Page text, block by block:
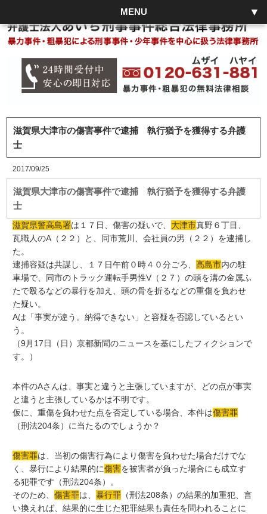
MENU
滋賀県大津市の傷害事件で逮捕 執行猶予を獲得する弁護
士
2017/09/25
滋賀県大津市の傷害事件で逮捕 執行猶予を獲得する弁護
士
滋賀県警高島署は１７日、傷害の疑いで、 大津市真野６丁目、
瓦職人のA（２２）と、同市荒川、会社員の男（２２）を逮捕し
た。
逮捕容疑は共謀し、１７日午前０時４０分ごろ、高島市内の駐
車場で、同市のトラック運転手男性V（２７）の頭を溝の金属ふ
たで殴るなどの暴行を加え、頭の骨を折るなどの重傷を負わせ
た疑い。
Aは「事実が違う。納得できない」と容疑を否認しているとい
う。
（9月17日（日）京都新聞のニュースを基にしたフィクションで
す。）
本件のAさんは、事実と違うと主張していますが、どの点が事実
と違うと主張しているかは不明です。
仮に、重傷を負わせた点を否定している場合、本件は傷害罪
（刑法204条）に当たるのでしょうか？
傷害罪は、当初の傷害行為により傷害を負わせた場合だけでな
く、暴行により結果的に傷害を被害者が負った場合にも成立す
る犯罪です（刑法204条）。
そのため、傷害罪は、暴行罪 （刑法208条）の結果的加重犯、言
い換えれば、結果的に生じた犯罪結果も責任を問われることに